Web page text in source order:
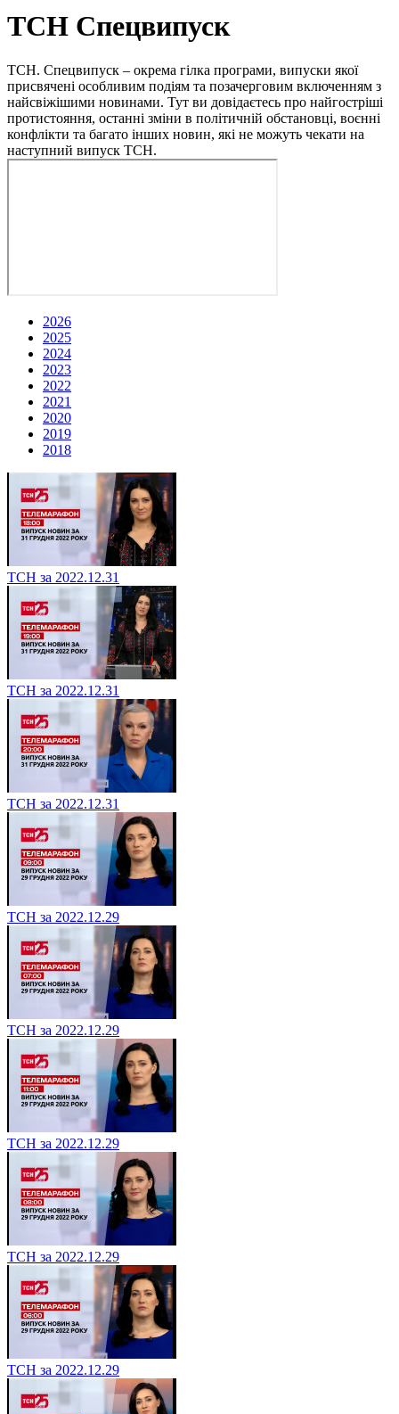
ТСН Спецвипуск
ТСН. Спецвипуск – окрема гілка програми, випуски якої
присвячені особливим подіям та позачерговим включенням з
найсвіжішими новинами. Тут ви довідаєтесь про найгостріші
протистояння, останні зміни в політичній обстановці, воєнні
конфлікти та багато інших новин, які не можуть чекати на
наступний випуск ТСН.
2026
2025
2024
2023
2022
2021
2020
2019
2018
ТСН за 2022.12.31
ТСН за 2022.12.31
ТСН за 2022.12.31
ТСН за 2022.12.29
ТСН за 2022.12.29
ТСН за 2022.12.29
ТСН за 2022.12.29
ТСН за 2022.12.29